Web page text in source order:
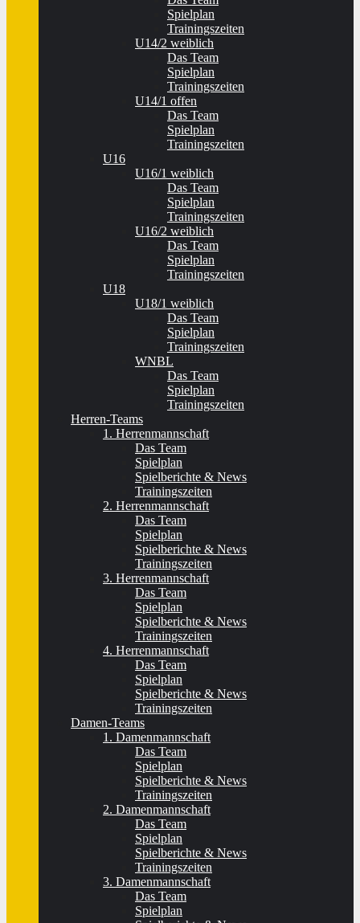
Spielplan
Trainingszeiten
U14/2 weiblich
Das Team
Spielplan
Trainingszeiten
U14/1 offen
Das Team
Spielplan
Trainingszeiten
U16
U16/1 weiblich
Das Team
Spielplan
Trainingszeiten
U16/2 weiblich
Das Team
Spielplan
Trainingszeiten
U18
U18/1 weiblich
Das Team
Spielplan
Trainingszeiten
WNBL
Das Team
Spielplan
Trainingszeiten
Herren-Teams
1. Herrenmannschaft
Das Team
Spielplan
Spielberichte & News
Trainingszeiten
2. Herrenmannschaft
Das Team
Spielplan
Spielberichte & News
Trainingszeiten
3. Herrenmannschaft
Das Team
Spielplan
Spielberichte & News
Trainingszeiten
4. Herrenmannschaft
Das Team
Spielplan
Spielberichte & News
Trainingszeiten
Damen-Teams
1. Damenmannschaft
Das Team
Spielplan
Spielberichte & News
Trainingszeiten
2. Damenmannschaft
Das Team
Spielplan
Spielberichte & News
Trainingszeiten
3. Damenmannschaft
Das Team
Spielplan